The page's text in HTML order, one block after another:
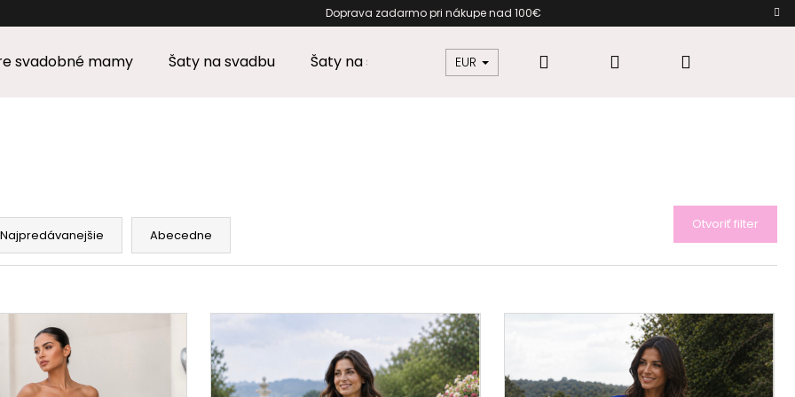
Doprava zadarmo pri nákupe nad 100€
svadobné mamy Šaty na svadbu Šaty na stužkovú Šaty pre moletky Dámska móda
EUR Hľadať Prihlásenie
Najpredávanejšie Abecedne
Otvoriť filter
Odporúčame